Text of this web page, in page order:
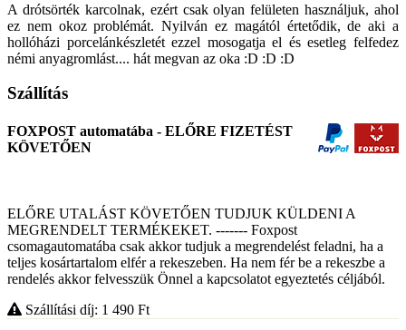
A drótsörték karcolnak, ezért csak olyan felületen használjuk, ahol
ez nem okoz problémát. Nyilván ez magától értetődik, de aki a
hollóházi porcelánkészletét ezzel mosogatja el és esetleg felfedez
némi anyagromlást.... hát megvan az oka :D :D :D
Szállítás
FOXPOST automatába - ELŐRE FIZETÉST
KÖVETŐEN
ELŐRE UTALÁST KÖVETŐEN TUDJUK KÜLDENI A
MEGRENDELT TERMÉKEKET. ------- Foxpost
csomagautomatába csak akkor tudjuk a megrendelést feladni, ha a
teljes kosártartalom elfér a rekeszeben. Ha nem fér be a rekeszbe a
rendelés akkor felvesszük Önnel a kapcsolatot egyeztetés céljából.
Szállítási díj: 1 490 Ft